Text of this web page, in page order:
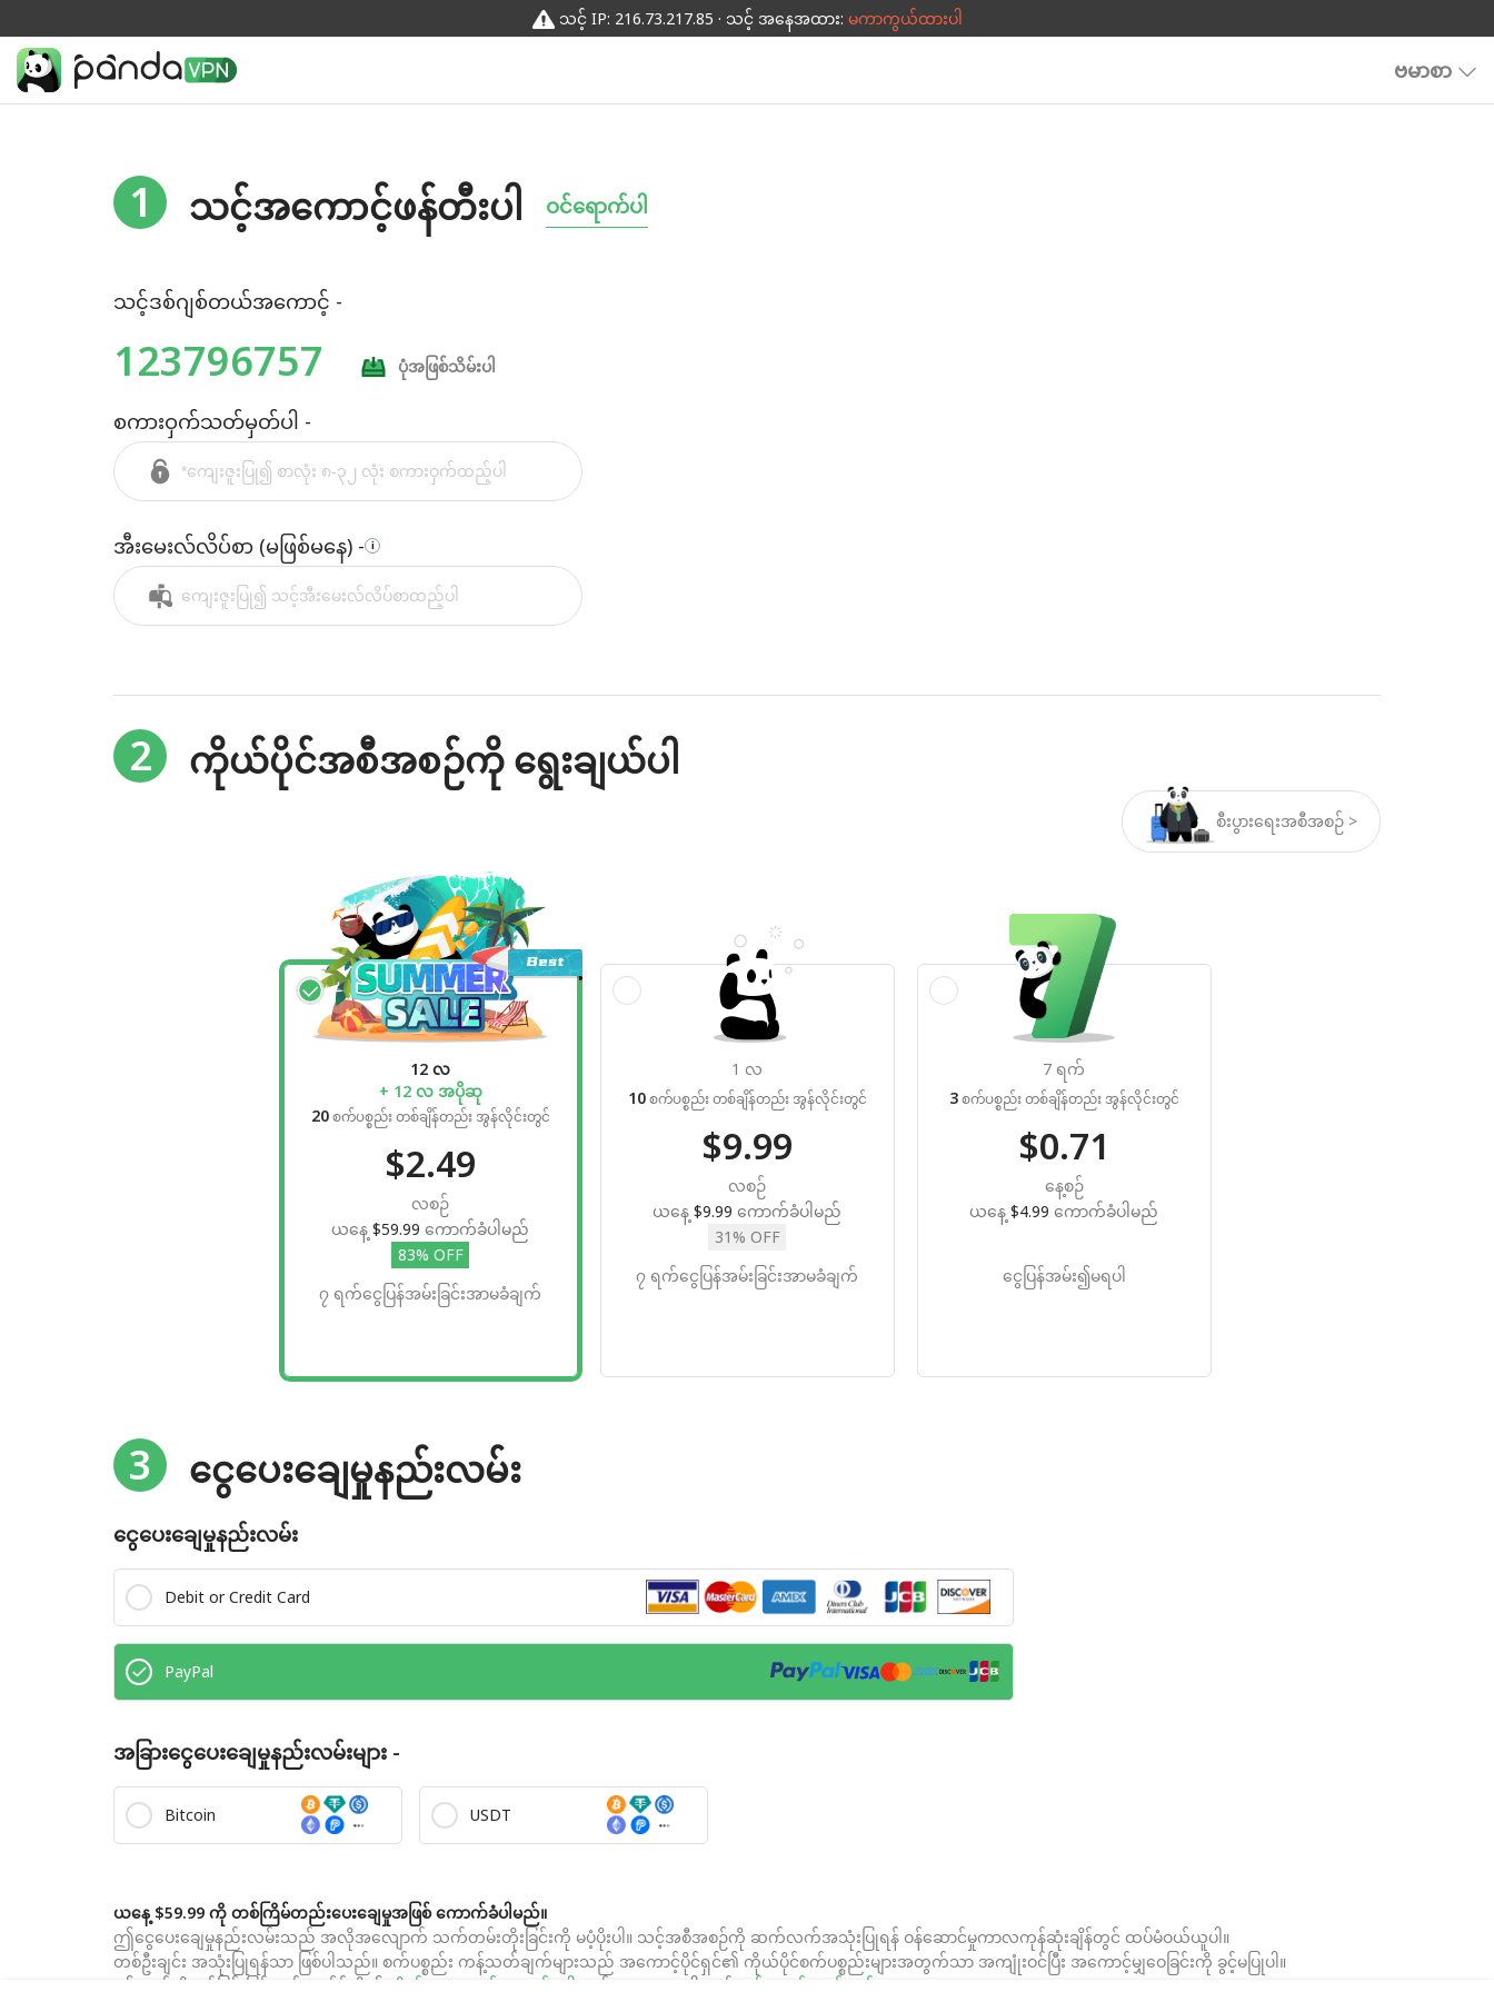
သင့် IP: 216.73.217.85 · သင့် အနေအထား: မကာကွယ်ထားပါ
ဗမာစာ
1 သင့်အကောင့်ဖန်တီးပါ ဝင်ရောက်ပါ
သင့်ဒစ်ဂျစ်တယ်အကောင့် -
123796757 ပုံအဖြစ်သိမ်းပါ
စကားဝှက်သတ်မှတ်ပါ -
အီးမေးလ်လိပ်စာ (မဖြစ်မနေ) - i
2 ကိုယ်ပိုင်အစီအစဉ်ကို ရွေးချယ်ပါ
စီးပွားရေးအစီအစဉ် >
12 လ
+ 12 လ အပိုဆု
20စက်ပစ္စည်း တစ်ချိန်တည်း အွန်လိုင်းတွင်
$2.49
လစဉ်
ယနေ့ $59.99 ကောက်ခံပါမည်
83% OFF
၇ ရက်ငွေပြန်အမ်းခြင်းအာမခံချက်
1 လ
10စက်ပစ္စည်း တစ်ချိန်တည်း အွန်လိုင်းတွင်
$9.99
လစဉ်
ယနေ့ $9.99 ကောက်ခံပါမည်
31% OFF
၇ ရက်ငွေပြန်အမ်းခြင်းအာမခံချက်
7 ရက်
3စက်ပစ္စည်း တစ်ချိန်တည်း အွန်လိုင်းတွင်
$0.71
နေ့စဉ်
ယနေ့ $4.99 ကောက်ခံပါမည်
ငွေပြန်အမ်း၍မရပါ
3 ငွေပေးချေမှုနည်းလမ်း
ငွေပေးချေမှုနည်းလမ်း
Debit or Credit Card
PayPal
အခြားငွေပေးချေမှုနည်းလမ်းများ -
Bitcoin USDT
ယနေ့ $59.99 ကို တစ်ကြိမ်တည်းပေးချေမှုအဖြစ် ကောက်ခံပါမည်။
ဤငွေပေးချေမှုနည်းလမ်းသည် အလိုအလျောက် သက်တမ်းတိုးခြင်းကို မပံ့ပိုးပါ။ သင့်အစီအစဉ်ကို ဆက်လက်အသုံးပြုရန် ဝန်ဆောင်မှုကာလကုန်ဆုံးချိန်တွင် ထပ်မံဝယ်ယူပါ။
တစ်ဦးချင်း အသုံးပြုရန်သာ ဖြစ်ပါသည်။ စက်ပစ္စည်း ကန့်သတ်ချက်များသည် အကောင့်ပိုင်ရှင်၏ ကိုယ်ပိုင်စက်ပစ္စည်းများအတွက်သာ အကျုံးဝင်ပြီး အကောင့်မျှဝေခြင်းကို ခွင့်မပြုပါ။
ဤဖောင်ကိုတင်ခြင်းဖြင့် သင် ကျွန်ုပ်တို့၏
ကိုယ်ရေးအချက်အလက်မူဝါဒ နှင့် သဘောတူပါသည်၊ ဝန်ဆောင်မှုစည်းမျဉ်းများ